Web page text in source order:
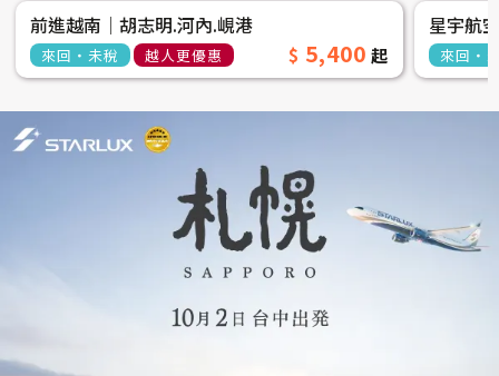
前進越南│胡志明.河內.峴港
來回‧未稅 越人更優惠 5,400
星宇航
來回‧